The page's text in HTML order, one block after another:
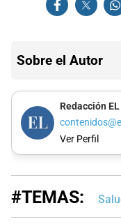
Sobre el Autor
Redacción EL
Ver Perfil
#TEMAS: